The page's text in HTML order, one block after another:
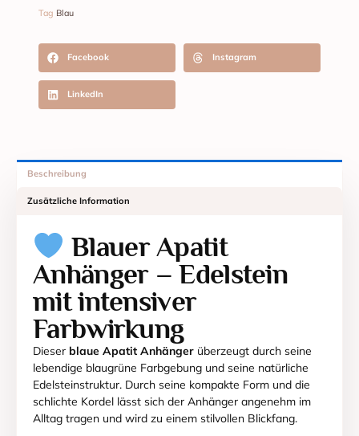
Tag Blau
Facebook Instagram
LinkedIn
Beschreibung
Zusätzliche Information
Blauer Apatit
Anhänger – Edelstein
mit intensiver
Farbwirkung
Dieser blaue Apatit Anhänger überzeugt durch seine
lebendige blaugrüne Farbgebung und seine natürliche
Edelsteinstruktur. Durch seine kompakte Form und die
schlichte Kordel lässt sich der Anhänger angenehm im
Alltag tragen und wird zu einem stilvollen Blickfang.